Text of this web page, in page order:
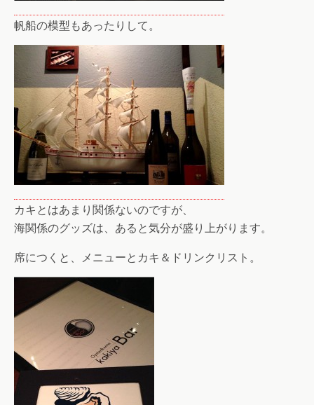
帆船の模型もあったりして。
カキとはあまり関係ないのですが、
海関係のグッズは、あると気分が盛り上がります。
席につくと、メニューとカキ＆ドリンクリスト。